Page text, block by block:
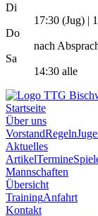
Di
17:30 (Jug) |
Do
nach
Sa
14:30 alle
Startseite
Über uns
VorstandRegeln
Aktuelles
ArtikelTermine
Mannschaften
Übersicht
TrainingAnfahrt
Kontakt